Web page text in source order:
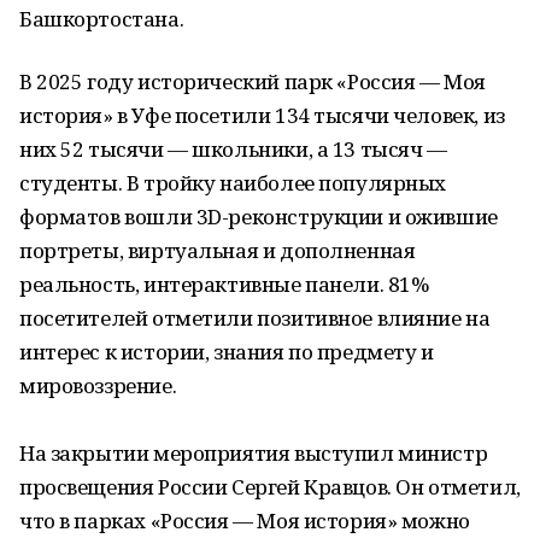
Башкортостана.
В 2025 году исторический парк «Россия — Моя
история» в Уфе посетили 134 тысячи человек, из
них 52 тысячи — школьники, а 13 тысяч —
студенты. В тройку наиболее популярных
форматов вошли 3D-реконструкции и ожившие
портреты, виртуальная и дополненная
реальность, интерактивные панели. 81%
посетителей отметили позитивное влияние на
интерес к истории, знания по предмету и
мировоззрение.
На закрытии мероприятия выступил министр
просвещения России Сергей Кравцов. Он отметил,
что в парках «Россия — Моя история» можно